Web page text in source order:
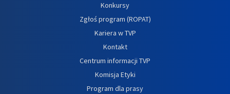
Konkursy
Zgłoś program (ROPAT)
Kariera w TVP
Kontakt
Centrum informacji TVP
Komisja Etyki
Program dla prasy